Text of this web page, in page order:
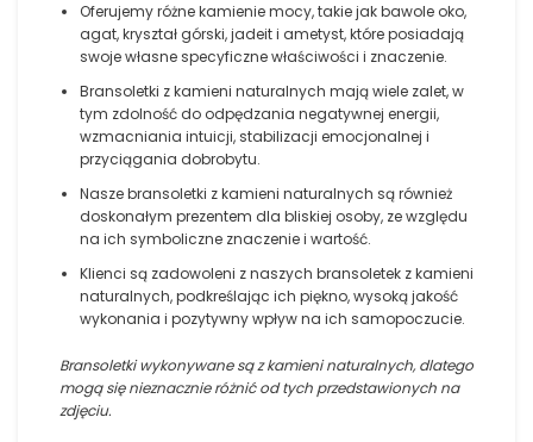
Oferujemy różne kamienie mocy, takie jak bawole oko,
agat, kryształ górski, jadeit i ametyst, które posiadają
swoje własne specyficzne właściwości i znaczenie.
Bransoletki z kamieni naturalnych mają wiele zalet, w
tym zdolność do odpędzania negatywnej energii,
wzmacniania intuicji, stabilizacji emocjonalnej i
przyciągania dobrobytu.
Nasze bransoletki z kamieni naturalnych są również
doskonałym prezentem dla bliskiej osoby, ze względu
na ich symboliczne znaczenie i wartość.
Klienci są zadowoleni z naszych bransoletek z kamieni
naturalnych, podkreślając ich piękno, wysoką jakość
wykonania i pozytywny wpływ na ich samopoczucie.
Bransoletki wykonywane są z kamieni naturalnych, dlatego
mogą się nieznacznie różnić od tych przedstawionych na
zdjęciu.